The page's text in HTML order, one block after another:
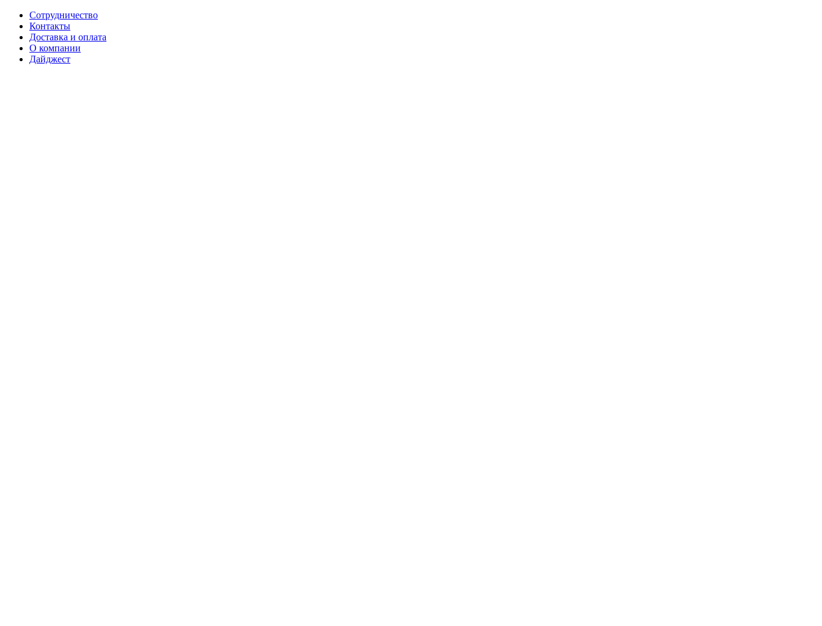
Сотрудничество
Контакты
Доставка и оплата
О компании
Дайджест